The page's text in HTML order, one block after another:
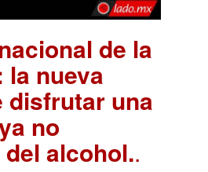
de la
la nueva
disfrutar una
no
alcohol..